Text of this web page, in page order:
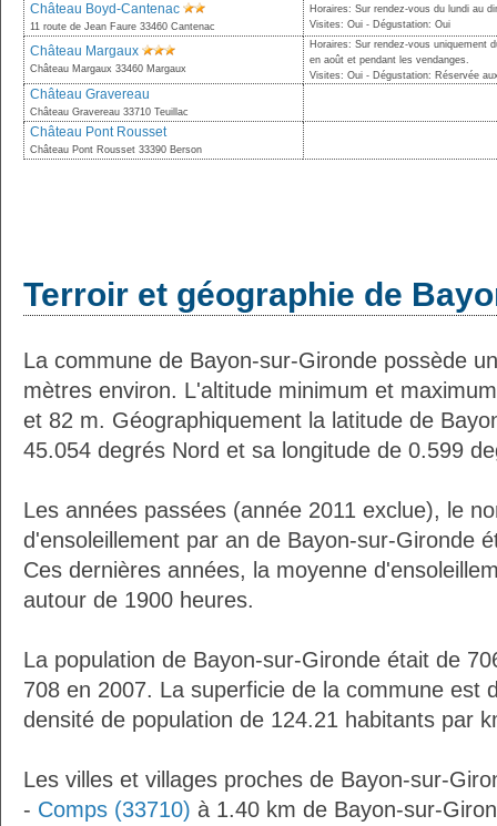
Château Boyd-Cantenac
11 route de Jean Faure 33460 Cantenac
Horaires: Sur rendez-vous du lundi au
Visites: Oui - Dégustation: Oui
Château Margaux
Château Margaux 33460 Margaux
Horaires: Sur rendez-vous uniquement
en août et pendant les vendanges.
Visites: Oui - Dégustation: Réservée
Château Gravereau
Château Gravereau 33710 Teuillac
Château Pont Rousset
Château Pont Rousset 33390 Berson
Terroir et géographie de
La commune de Bayon-sur-Gironde possède
mètres environ. L'altitude minimum et
et 82 m. Géographiquement la latitude de
45.054 degrés Nord et sa longitude de 0.599
Les années passées (année 2011 exclue), le
d'ensoleillement par an de Bayon-sur-Gironde
Ces dernières années, la moyenne
autour de 1900 heures.
La population de Bayon-sur-Gironde était de
708 en 2007. La superficie de la commune est
densité de population de 124.21 habitants par
Les villes et villages proches de Bayon-sur-
- Comps (33710) à 1.40 km de Bayon-sur-